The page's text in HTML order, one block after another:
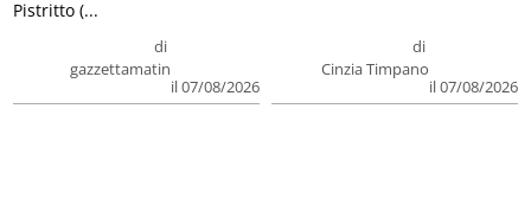
di
gazzettamatin
il 07/08/2026
Pistritto (...
di
Cinzia Timpano
il 07/08/2026